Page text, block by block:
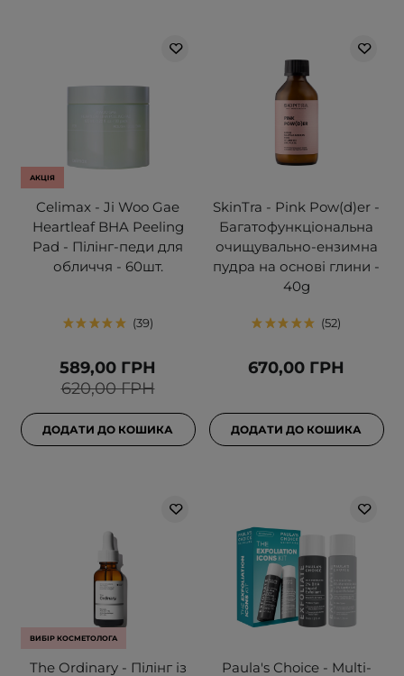
АКЦІЯ
Celimax - Ji Woo Gae
Heartleaf BHA Peeling
Pad - Пілінг-педи для
обличчя - 60шт.
39
620,00 ГРН
589,00 ГРН
ДОДАТИ ДО КОШИКА
SkinTra - Pink Pow(d)er -
Багатофункціональна
очищувально-ензимна
пудра на основі глини -
40g
52
670,00 ГРН
ДОДАТИ ДО КОШИКА
ВИБІР КОСМЕТОЛОГА
The Ordinary - Пілінг із
Paula's Choice - Multi-